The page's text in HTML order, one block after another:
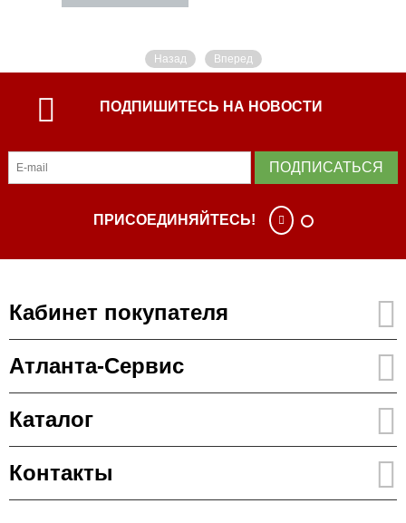
Назад Вперед
ПОДПИШИТЕСЬ НА НОВОСТИ
ПОДПИСАТЬСЯ
ПРИСОЕДИНЯЙТЕСЬ!
Кабинет покупателя
Атланта-Сервис
Каталог
Контакты